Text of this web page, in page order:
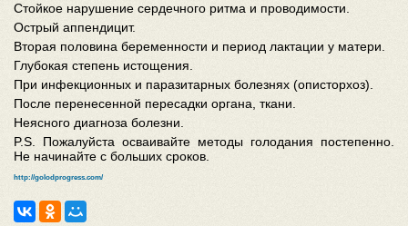
Стойкое нарушение сердечного ритма и проводимости.
Острый аппендицит.
Вторая половина беременности и период лактации у матери.
Глубокая степень истощения.
При инфекционных и паразитарных болезнях (описторхоз).
После перенесенной пересадки органа, ткани.
Неясного диагноза болезни.
P.S. Пожалуйста осваивайте методы голодания постепенно.
Не начинайте с больших сроков.
http://golodprogress.com/